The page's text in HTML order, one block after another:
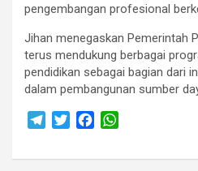
pengembangan profesional
Jihan menegaskan Pemerintah
terus mendukung berbagai
pendidikan sebagai bagian dari
dalam pembangunan sumber